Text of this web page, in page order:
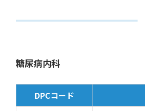
糖尿病内科
DPCコード